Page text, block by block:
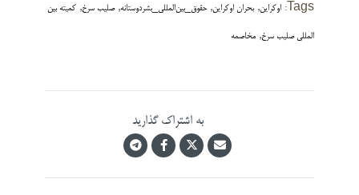
Tags: اوکراین, بحران اوکراین,حقوق_بین‌المللی_بشردوستانه,صلیب سرخ, کمیته بین
المللی صلیب سرخ, مخاصمه
به اشتراک گذارید